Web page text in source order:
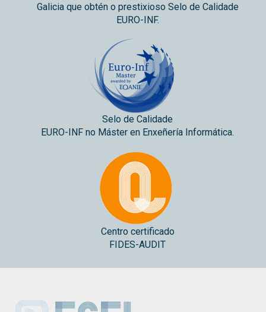
Galicia que obtén o prestixioso Selo de Calidade
EURO-INF.
Selo de Calidade
EURO-INF no Máster en Enxeñería Informática.
Centro certificado
FIDES-AUDIT
ESEI